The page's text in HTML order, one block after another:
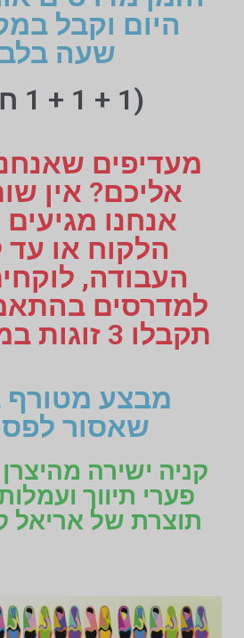
היום וקבל
שעה
(1 + 1 + 1 חינם)
מעדיפים
אליכם? אין
אנחנו
הלקוח או עד
העבודה,
למדרסים
תקבלו 3 זוגות במחיר אחד!
מבצע מטורף
שאסור
קניה ישירה
פערי תיווך
תוצרת של אריאל